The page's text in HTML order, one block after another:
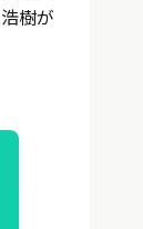
樹が